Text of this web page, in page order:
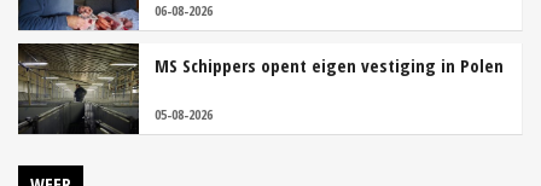
06-08-2026
MS Schippers opent eigen vestiging in Polen
05-08-2026